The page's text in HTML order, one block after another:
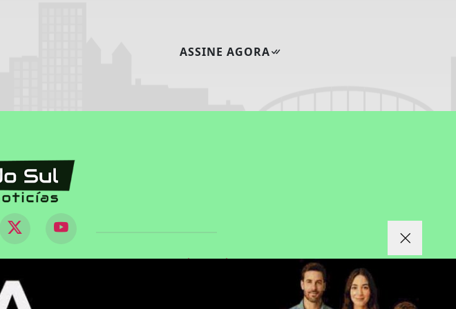
ASSINE AGORA
TERMOS DE USO E PRIVACIDADE | FAQ | CONTATO